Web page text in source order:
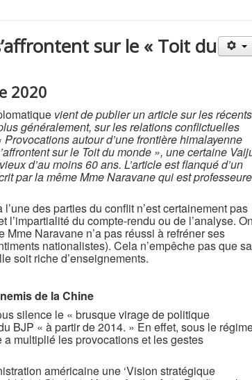
sur le « Toit du
2020
vient de publier un article sur les récents
généralement, sur les relations conflictuelles
autour d’une frontière himalayenne
sur le Toit du monde », une certaine
d’au moins 60 ans. L’article est flanqué d’un
par la même Mme Naravane qui est professeure
des parties du conflit n’est certainement pas
l’impartialité du compte-rendu ou de l’analyse.
Naravane n’a pas réussi à refréner ses
nationalistes). Cela n’empêche pas que sa
soit riche d’enseignements.
de la Chine
silence le « brusque virage de politique
BJP « à partir de 2014. » En effet, sous le
multiplié les provocations et les gestes
américaine une ‘Vision stratégique